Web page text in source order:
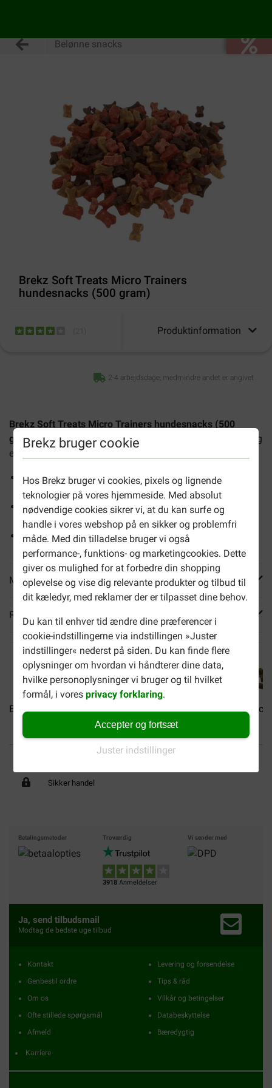
Brekz bruger cookie
Hos Brekz bruger vi cookies, pixels og lignende
teknologier på vores hjemmeside. Med absolut
nødvendige cookies sikrer vi, at du kan surfe og
handle i vores webshop på en sikker og problemfri
måde. Med din tilladelse bruger vi også
performance-, funktions- og marketingcookies. Dette
giver os mulighed for at forbedre din shopping
oplevelse og vise dig relevante produkter og tilbud til
dit kæledyr, med reklamer der er tilpasset dine behov.
Du kan til enhver tid ændre dine præferencer i
cookie-indstillingerne via indstillingen »Juster
indstillinger« nederst på siden. Du kan finde flere
oplysninger om hvordan vi håndterer dine data,
hvilke personoplysninger vi bruger og til hvilket
formål, i voresprivacy forklaring.
Accepter og fortsæt
Juster indstillinger
Belønne snacks
Brekz Soft Treats Micro Trainers
hundesnacks (500 gram)
Produktinformation
2-4 arbejdsdage, medmindre andet er angivet
Brekz Soft Treats Micro Trainers hundesnacks (500
gram)er herlige hundesnacks til hundeturen, hundetræning
eller som en sund ekstra godbid.
Sunde, smagfulde og bløde belønningssnacks i
smagsvarianterne kylling, okse, lam og laks
Små bløde godbidder også velegnet til små vovser og
hvalpe
Hver godbid måler cirka 10mm x 6mm
Mere info
Reviews
Brekz Snacks - Pure... Brekz Snacks - Pure... Brekz
Op til 40% billigere Fri levering fra 599 DKK
Sikker handel
Betalingsmetoder Troværdig
3918 Anmeldelser
Vi sender med
Ja, send tilbudsmail
Modtag de bedste uge tilbud
Kontakt
Genbestil ordre
Om os
Ofte stillede spørgsmål
Afmeld
Karriere
Levering og forsendelse
Tips & råd
Vilkår og betingelser
Databeskyttelse
Bæredygtig